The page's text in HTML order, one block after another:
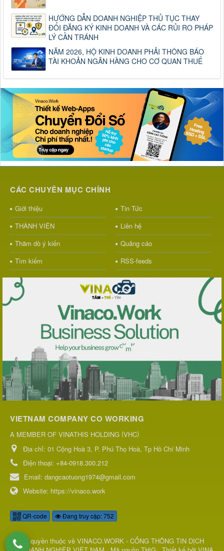
HƯỚNG DẪN DOANH NGHIỆP THỦ TỤC THAY
ĐỔI ĐĂNG KÝ KINH DOANH VÀ CÁC RỦI RO PHÁP
LÝ CẦN TRÁNH
NĂM 2026, HỘ KINH DOANH PHẢI THÔNG BÁO
TÀI KHOẢN NGÂN HÀNG CHO CƠ QUAN THUẾ
CÁC CHUYÊN MỤC CHÍNH
Giới thiệu
Tin Tức
THÀNH VIÊN
Liên hệ
Thăm dò ý kiến
Quảng cáo
Tìm kiếm
RSS-feeds
VIETNAM COMPANY CO WORKING
A MEMBER OF VINATHIS HOLDING (VHC)
Địa chỉ: 01 Cộng Hoà 3, P. Phú Thọ Hoà, Tp Hồ Chí Minh
Điện thoại: +84-0918.300.212
Email: dangcaotuong1974@gmail.com
Website: https://vinaco.work
QR-code Đang truy cập: 752
© Bản quyền thuộc về VINACO.WORK - CỔNG THÔNG TIN DỊCH